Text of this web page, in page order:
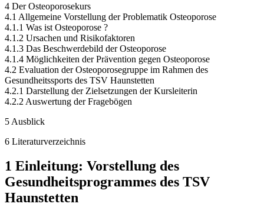
4 Der Osteoporosekurs
4.1 Allgemeine Vorstellung der Problematik Osteoporose
4.1.1 Was ist Osteoporose ?
4.1.2 Ursachen und Risikofaktoren
4.1.3 Das Beschwerdebild der Osteoporose
4.1.4 Möglichkeiten der Prävention gegen Osteoporose
4.2 Evaluation der Osteoporosegruppe im Rahmen des
Gesundheitssports des TSV Haunstetten
4.2.1 Darstellung der Zielsetzungen der Kursleiterin
4.2.2 Auswertung der Fragebögen
5 Ausblick
6 Literaturverzeichnis
1 Einleitung: Vorstellung des
Gesundheitsprogrammes des TSV
Haunstetten